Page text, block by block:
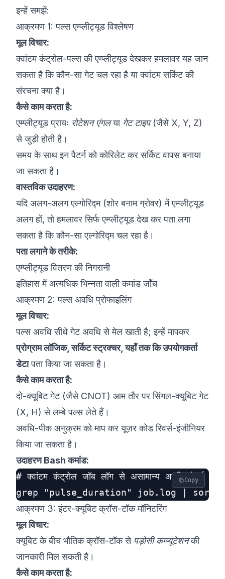
इन्हें समझें:
आक्रमण 1: पल्स एम्प्लीट्यूड विश्लेषण
मूल विचार:
क्वांटम कंट्रोल-पल्स की एम्प्लीट्यूड देखकर हमलावर यह जान
सकता है कि कौन-सा गेट चल रहा है या क्वांटम सर्किट की
संरचना क्या है।
कैसे काम करता है:
एम्प्लीट्यूड प्रायः रोटेशन एंगलया गेट टाइप(जैसे X, Y, Z)
से जुड़ी होती है।
समय के साथ इन पैटर्न को कोरिलेट कर सर्किट वापस बनाया
जा सकता है।
वास्तविक उदाहरण:
यदि अलग-अलग एल्गोरिद्म (शोर बनाम ग्रोवर) में एम्प्लीट्यूड
अलग हों, तो हमलावर सिर्फ एम्प्लीट्यूड देख कर पता लगा
सकता है कि कौन-सा एल्गोरिद्म चल रहा है।
पता लगाने के तरीके:
एम्प्लीट्यूड वितरण की निगरानी
इतिहास में अत्यधिक भिन्नता वाली कमांड जाँच
आक्रमण 2: पल्स अवधि प्रोफाइलिंग
मूल विचार:
पल्स अवधि सीधे गेट अवधि से मेल खाती है; इन्हें मापकर
प्रोग्राम लॉजिक, सर्किट स्ट्रक्चर, यहाँ तक कि उपयोगकर्ता
डेटापता किया जा सकता है।
कैसे काम करता है:
दो-क्यूबिट गेट (जैसे CNOT) आम तौर पर सिंगल-क्यूबिट गेट
(X, H) से लम्बे पल्स लेते हैं।
अवधि-पीक अनुक्रम को माप कर यूज़र कोड रिवर्स-इंजीनियर
किया जा सकता है।
उदाहरण Bash कमांड:
# क्वांटम कंट्रोल जॉब लॉग से असामान्य अवधि पैटर्न खोजें
Copy
आक्रमण 3: इंटर-क्यूबिट क्रॉस-टॉक मॉनिटरिंग
मूल विचार:
क्यूबिट के बीच भौतिक क्रॉस-टॉक से पड़ोसी कम्प्यूटेशनकी
जानकारी मिल सकती है।
कैसे काम करता है: